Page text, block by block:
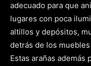
adecuado para que
lugares con poca
altillos y depósitos,
detrás de los
Estas arañas